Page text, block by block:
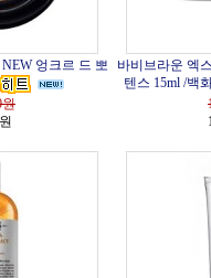
엉크르 드 뽀
원
바비브라운 엑
텐스 15ml /백